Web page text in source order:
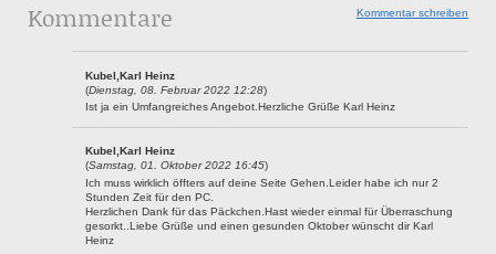
Kommentar schreiben
Kommentare
Kubel,Karl Heinz
(Dienstag, 08. Februar 2022 12:28)
Ist ja ein Umfangreiches Angebot.Herzliche Grüße Karl Heinz
Kubel,Karl Heinz
(Samstag, 01. Oktober 2022 16:45)
Ich muss wirklich öffters auf deine Seite Gehen.Leider habe ich nur 2
Stunden Zeit für den PC.
Herzlichen Dank für das Päckchen.Hast wieder einmal für Überraschung
gesorkt..Liebe Grüße und einen gesunden Oktober wünscht dir Karl
Heinz